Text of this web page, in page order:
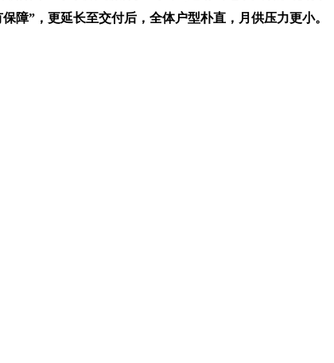
障”，更延长至交付后，全体户型朴直，月供压力更小。